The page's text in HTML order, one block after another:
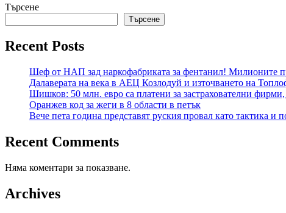
Търсене
Търсене
Recent Posts
Шеф от НАП зад наркофабриката за фентанил! Милионите
Далаверата на века в АЕЦ Козлодуй и източването на
Шишков: 50 млн. евро са платени за застрахователни фирми,
Оранжев код за жеги в 8 области в петък
Вече пета година представят руския провал като тактика и
Recent Comments
Няма коментари за показване.
Archives